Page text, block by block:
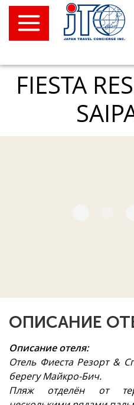
FIESTA
ОПИСАНИЕ
Описание отеля:
Отель Фиеста Резорт &
берегу Майкро-Бич.
Пляж отделён от